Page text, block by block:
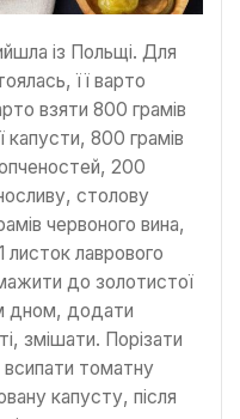
із Польщі. Для
її варто
взяти 800 грамів
капусти, 800 грамів
200
столову
червоного вина,
лаврового
до золотистої
дном, додати
змішати. Порізати
томатну
капусту, після